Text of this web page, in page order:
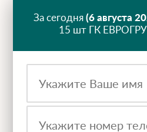
За сегодня(6 августа
15 шт ГК